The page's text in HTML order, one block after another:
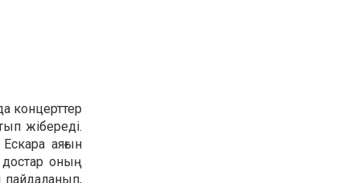
концерттер
жібереді.
аяғын
достар оның
пайдаланып,